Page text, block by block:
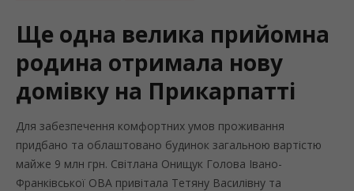
Ще одна велика прийомна
родина отримала нову
домівку на Прикарпатті
Для забезпечення комфортних умов проживання
придбано та облаштовано будинок загальною вартістю
майже 9 млн грн. Світлана Онищук Голова Івано-
Франківської ОВА привітала Тетяну Василівну та